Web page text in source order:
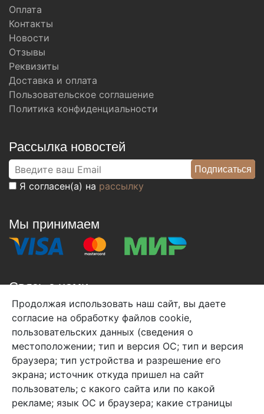
Оплата
Контакты
Новости
Отзывы
Реквизиты
Доставка и оплата
Пользовательское соглашение
Политика конфиденциальности
Рассылка новостей
Я согласен(а) на рассылку
Мы принимаем
Связь с нами
+7 (495) 933-38-08
info@arben-textile.ru- оптовые продажи
Арбен текстиль г. Щелково, пер.
1-й Советский д.25, владение 2.
Продолжая использовать наш сайт, вы даете
согласие на обработку файлов cookie,
пользовательских данных (сведения о
местоположении; тип и версия ОС; тип и версия
браузера; тип устройства и разрешение его
экрана; источник откуда пришел на сайт
пользователь; с какого сайта или по какой
рекламе; язык ОС и браузера; какие страницы